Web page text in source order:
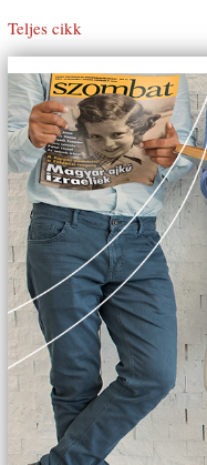
Teljes cikk